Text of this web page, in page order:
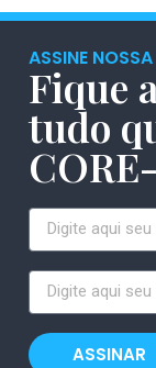
ASSINE
Fique
tudo
ASSINAR